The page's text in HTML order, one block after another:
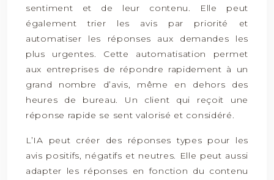
sentiment et de leur contenu. Elle peut
également trier les avis par priorité et
automatiser les réponses aux demandes les
plus urgentes. Cette automatisation permet
aux entreprises de répondre rapidement à un
grand nombre d’avis, même en dehors des
heures de bureau. Un client qui reçoit une
réponse rapide se sent valorisé et considéré.
L’IA peut créer des réponses types pour les
avis positifs, négatifs et neutres. Elle peut aussi
adapter les réponses en fonction du contenu